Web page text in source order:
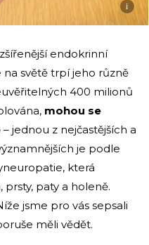
i
endokrinní
světě trpí jeho různě
400 milionů
mohou se
– jednou z nejčastějších a
je podle
která
paty a holeně.
jsme pro vás sepsali
měli vědět.